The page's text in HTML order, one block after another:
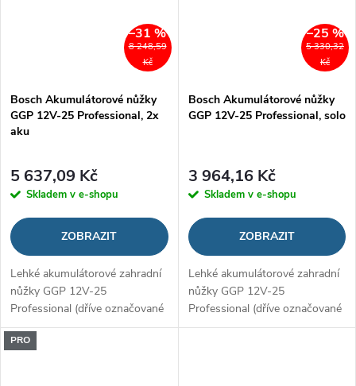
8 248,59
Kč
–31 %
Bosch Akumulátorové nůžky
GGP 12V-25 Professional, 2x
aku
5 637,09 Kč
Skladem v e-shopu
ZOBRAZIT
Lehké akumulátorové zahradní
nůžky GGP 12V-25
Professional (dříve označované
Pro Pruner) s vysokým
výkonem. Bezuhlíkový motor
5 330,32
Kč
–25 %
Bosch Akumulátorové nůžky
GGP 12V-25 Professional, solo
3 964,16 Kč
Skladem v e-shopu
ZOBRAZIT
Lehké akumulátorové zahradní
nůžky GGP 12V-25
Professional (dříve označované
Pro Pruner) s vysokým
PRO